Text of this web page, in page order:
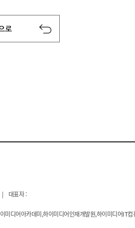
| 대표자 :
미디어아카데미,하이미디어인재개발원,하이미디어IT컴